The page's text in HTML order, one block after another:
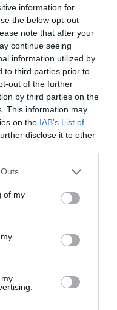
information for
the below opt-out
note that after your
continue seeing
information utilized by
to third parties prior to
out of the further
by third parties on the
This information may
on the IAB’s List of
disclose it to other
of my
ΕΚΘΕΣΕΙΣ
νέα για